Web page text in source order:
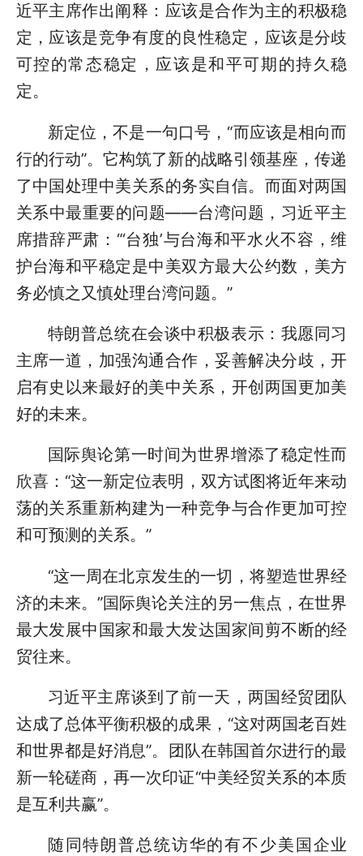
近平主席作出阐释：应该是合作为主的积极稳
定，应该是竞争有度的良性稳定，应该是分歧
可控的常态稳定，应该是和平可期的持久稳
定。
新定位，不是一句口号，“而应该是相向而
行的行动”。它构筑了新的战略引领基座，传递
了中国处理中美关系的务实自信。而面对两国
关系中最重要的问题——台湾问题，习近平主
席措辞严肃：“‘台独’与台海和平水火不容，维
护台海和平稳定是中美双方最大公约数，美方
务必慎之又慎处理台湾问题。”
特朗普总统在会谈中积极表示：我愿同习
主席一道，加强沟通合作，妥善解决分歧，开
启有史以来最好的美中关系，开创两国更加美
好的未来。
国际舆论第一时间为世界增添了稳定性而
欣喜：“这一新定位表明，双方试图将近年来动
荡的关系重新构建为一种竞争与合作更加可控
和可预测的关系。”
“这一周在北京发生的一切，将塑造世界经
济的未来。”国际舆论关注的另一焦点，在世界
最大发展中国家和最大发达国家间剪不断的经
贸往来。
习近平主席谈到了前一天，两国经贸团队
达成了总体平衡积极的成果，“这对两国老百姓
和世界都是好消息”。团队在韩国首尔进行的最
新一轮磋商，再一次印证“中美经贸关系的本质
是互利共赢”。
随同特朗普总统访华的有不少美国企业